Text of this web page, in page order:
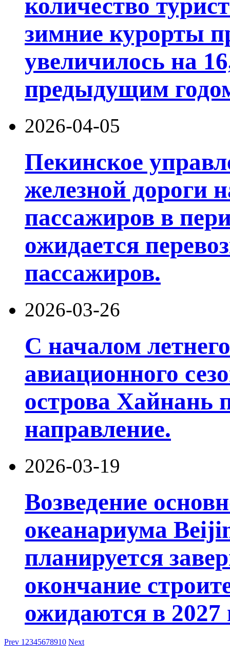
количество
зимние курорты
увеличилось на
предыдущим
2026-04-05
Пекинское
железной дороги
пассажиров в
ожидается
пассажиров.
2026-03-26
С началом
авиационного
острова Хайнань
направление.
2026-03-19
Возведение
океанариума
планируется
окончание
ожидаются в 2027
Prev 1 2345678910 Next